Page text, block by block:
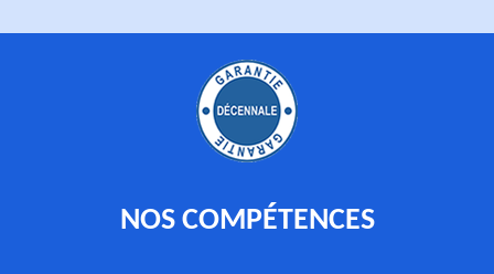
NOS COMPÉTENCES